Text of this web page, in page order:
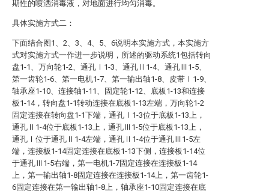
期性的喷洒消毒液，对地面进行均匀消毒。
具体实施方式二：
下面结合图1、2、3、4、5、6说明本实施方式，本实施方
式对实施方式一作进一步说明，所述的驱动系统1包括转向
盘1-1、万向轮1-2、通孔Ⅰ1-3、通孔Ⅱ1-4、通孔Ⅲ1-5、
第一齿轮1-6、第一电机1-7、第一输出轴1-8、皮带Ⅰ1-9、
轴承座1-10、连接轴1-11、固定轮1-12、底板1-13和连接
板1-14，转向盘1-1转动连接在底板1-13左端，万向轮1-2
固定连接在转向盘1-1下端，通孔Ⅰ1-3位于底板1-13上，
通孔Ⅱ1-4位于底板1-13上，通孔Ⅲ1-5位于底板1-13上，
通孔Ⅰ位于通孔Ⅱ1-4左端，通孔Ⅱ1-4位于通孔Ⅲ1-5左
端，连接板1-14固定连接在底板1-13下侧，连接板1-14位
于通孔Ⅲ1-5右端，第一电机1-7固定连接在连接板1-14
上，第一输出轴1-8固定连接在连接板1-14上，第一齿轮1-
6固定连接在第一输出轴1-8上，轴承座1-10固定连接在底